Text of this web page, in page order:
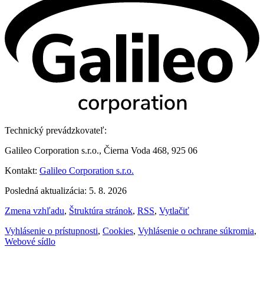
Technický prevádzkovateľ:
Galileo Corporation s.r.o., Čierna Voda 468, 925 06
Kontakt: Galileo Corporation s.r.o.
Posledná aktualizácia: 5. 8. 2026
Zmena vzhľadu, Štruktúra stránok, RSS, Vytlačiť
Vyhlásenie o prístupnosti, Cookies, Vyhlásenie o ochrane súkromia,
Webové sídlo